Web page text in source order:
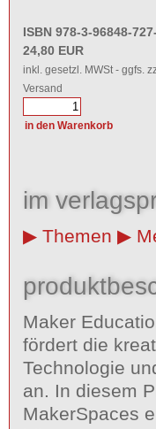
ISBN 978-3-96848-
24,80 EUR
inkl. gesetzl. MWSt - ggfs.
Versand
im
Themen
Maker
fördert die
Technologie
an. In diesem
MakerSpaces